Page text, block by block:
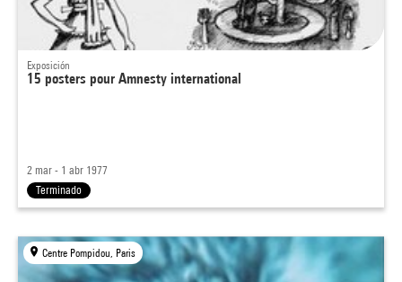
Exposición
15 posters pour Amnesty international
2 mar - 1 abr 1977
Terminado
Centre Pompidou, Paris